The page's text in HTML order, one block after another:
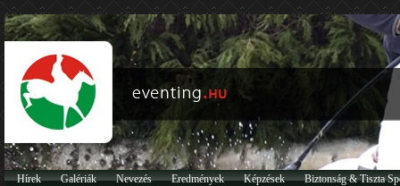
Hírek Galériák Nevezés Eredmények Képzések Biztonság & Tiszta